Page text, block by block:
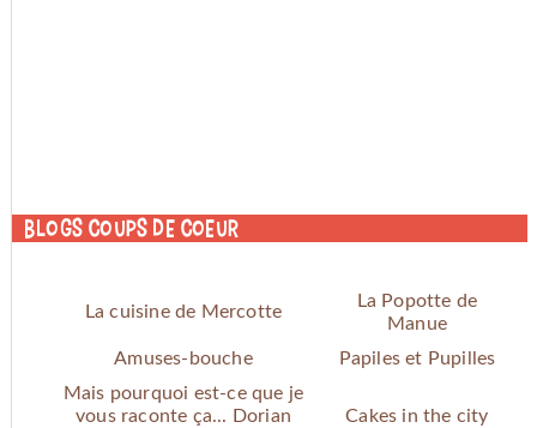
Blogs coups de coeur
La cuisine de Mercotte
La Popotte de
Manue
Amuses-bouche
Papiles et Pupilles
Mais pourquoi est-ce que je
vous raconte ça... Dorian
Cakes in the city